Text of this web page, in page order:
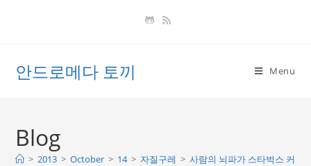
안드로메다 토끼 Menu
Blog
> 2013 > October > 14 > 자질구레 > 사람의 뇌파가 스타벅스 커피